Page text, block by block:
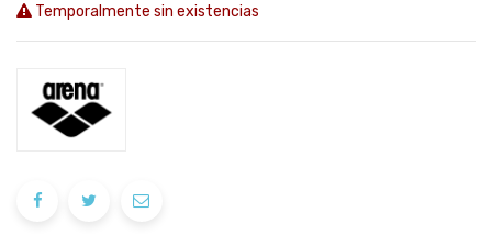
Temporalmente sin existencias